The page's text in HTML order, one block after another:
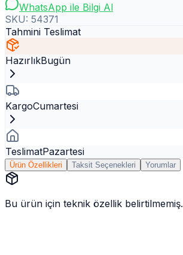
WhatsApp ile Bilgi Al
SKU: 54371
Tahmini Teslimat
HazırlıkBugün
KargoCumartesi
TeslimatPazartesi
Ürün Özellikleri Taksit Seçenekleri Yorumlar
Bu ürün için teknik özellik belirtilmemiş.